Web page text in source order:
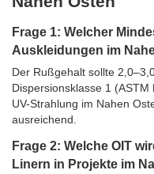
Frage 1: Welcher
Auskleidungen im
Der Rußgehalt sollte
Dispersionsklasse 1
UV-Strahlung im Nahen
ausreichend.
Frage 2: Welche OIT
Linern in Projekte im